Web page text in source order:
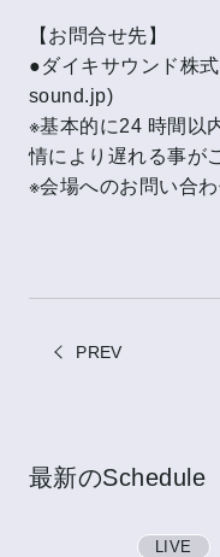
【お問合せ先】
●ダイキサウンド株
sound.jp)
※基本的に24 時間以
情により遅れる事が
※会場へのお問い合
PREV
最新のSchedule
LIVE